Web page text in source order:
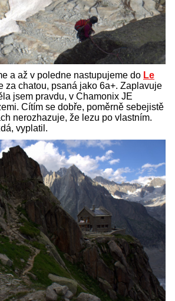
a až v poledne nastupujeme do Le
za chatou, psaná jako 6a+. Zaplavuje
jsem pravdu, v Chamonix JE
Cítím se dobře, poměrně sebejistě
nerozhazuje, že lezu po vlastním.
vyplatil.